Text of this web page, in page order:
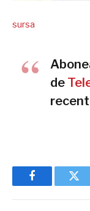
sursa
de
Facebook